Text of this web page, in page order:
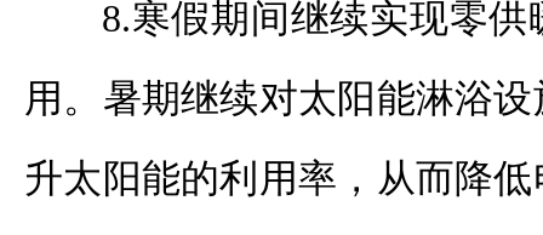
8.寒假期间继续实现零
用。暑期继续对太阳能淋浴
升太阳能的利用率，从而降